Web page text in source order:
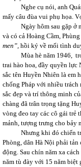
Nghe cụ nói, anh Quán
mấy câu đùa vui phụ họa.
Ngày hôm sau gặp ở
và có cả Hoàng Cầm,
men”, hồi ký về mối tình
Mùa hè năm 1946,
trai hào hoa, đầy quyền
sắc tên Huyền Nhiên là em
chống Pháp với nhiều trách
sắc đẹp và trí thông minh
chàng đã trân trọng tặng
vòng đeo tay các cô gái trẻ
mảnh, tượng trưng cho bảy
Nhưng khi đó chiến
Phòng, dân Hà Nội phải
động. Sau chín năm xa
năm tù đày với 15 năm biệt